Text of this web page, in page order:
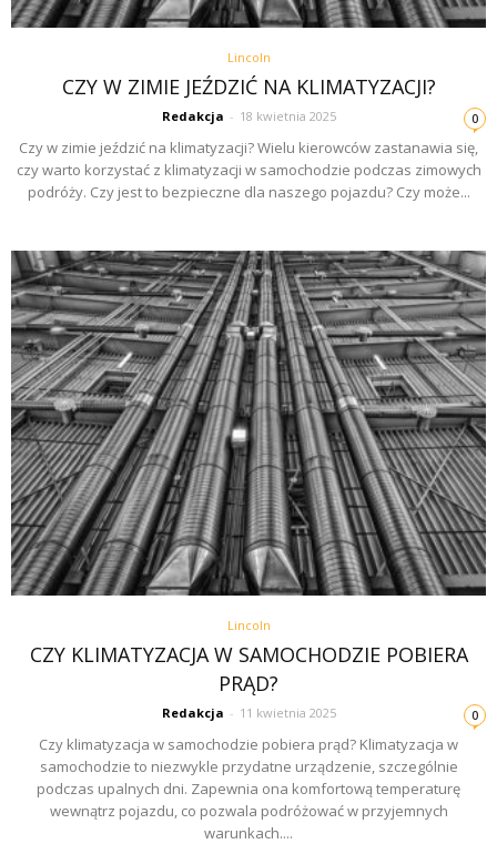
Lincoln
CZY W ZIMIE JEŹDZIĆ NA KLIMATYZACJI?
Redakcja - 18 kwietnia 2025 0
Czy w zimie jeździć na klimatyzacji? Wielu kierowców zastanawia się,
czy warto korzystać z klimatyzacji w samochodzie podczas zimowych
podróży. Czy jest to bezpieczne dla naszego pojazdu? Czy może...
Lincoln
CZY KLIMATYZACJA W SAMOCHODZIE POBIERA
PRĄD?
Redakcja - 11 kwietnia 2025 0
Czy klimatyzacja w samochodzie pobiera prąd? Klimatyzacja w
samochodzie to niezwykle przydatne urządzenie, szczególnie
podczas upalnych dni. Zapewnia ona komfortową temperaturę
wewnątrz pojazdu, co pozwala podróżować w przyjemnych
warunkach....